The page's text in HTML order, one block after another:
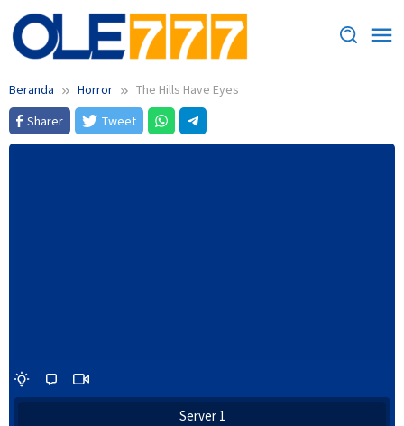
Loncat
ke
konten
Beranda Horror
The Hills Have Eyes
Sharer
Tweet
Server 1